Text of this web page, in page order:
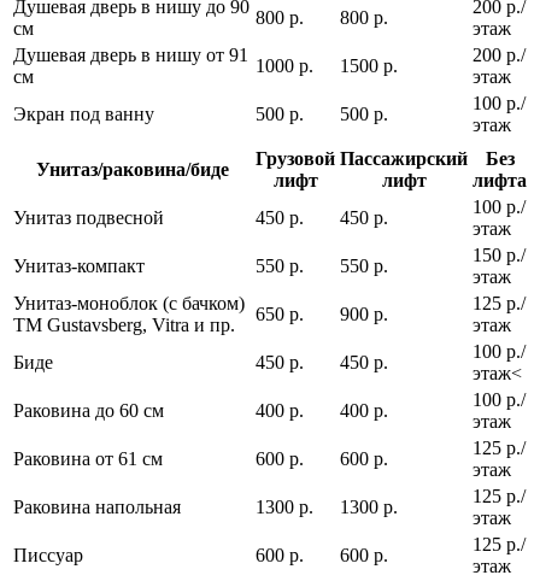
Душевая дверь в нишу до 90
см
800 р. 800 р.
200 р./
этаж
Душевая дверь в нишу от 91
см
1000 р. 1500 р.
200 р./
этаж
Экран под ванну
500 р. 500 р.
100 р./
этаж
Унитаз/раковина/биде
Грузовой
лифт
Пассажирский
лифт
Без
лифта
Унитаз подвесной
450 р. 450 р.
100 р./
этаж
Унитаз-компакт
550 р. 550 р.
150 р./
этаж
Унитаз-моноблок (с бачком)
ТМ Gustavsberg, Vitra и пр.
650 р. 900 р.
125 р./
этаж
Биде
450 р. 450 р.
100 р./
этаж<
Раковина до 60 см
400 р. 400 р.
100 р./
этаж
Раковина от 61 см
600 р. 600 р.
125 р./
этаж
Раковина напольная
1300 р. 1300 р.
125 р./
этаж
Писсуар
600 р. 600 р.
125 р./
этаж